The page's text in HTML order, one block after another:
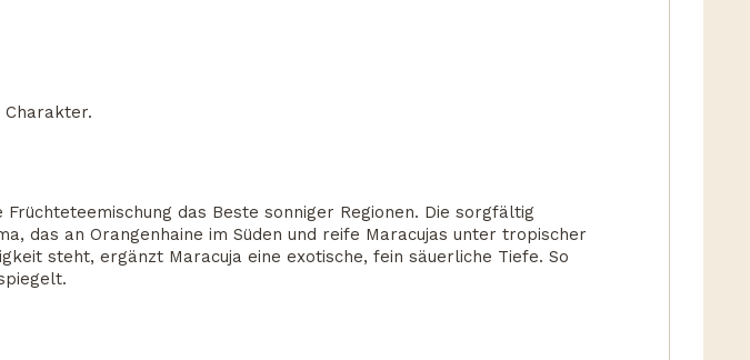
das Beste sonniger Regionen. Die sorgfältig
das an Orangenhaine im Süden und reife Maracujas unter tropischer
steht, ergänzt Maracuja eine exotische, fein säuerliche Tiefe. So